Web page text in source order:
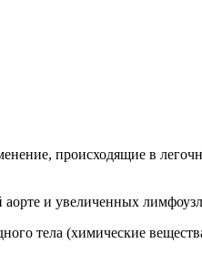
происходящие в
и увеличенных
тела (химические